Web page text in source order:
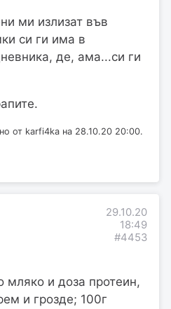
ми излизат във
си ги има в
де, ама...си ги
от karfi4ka на 28.10.20 20:00.
29.10.20
18:49
#4453
мляко и доза протеин,
и грозде; 100г